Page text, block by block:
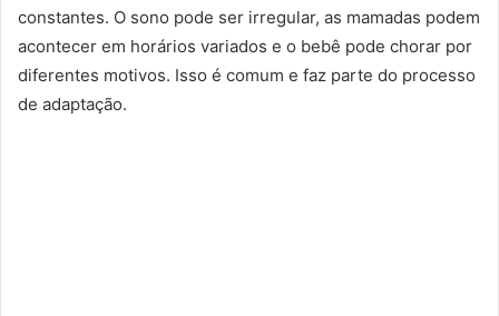
constantes. O sono pode ser irregular, as mamadas podem
acontecer em horários variados e o bebê pode chorar por
diferentes motivos. Isso é comum e faz parte do processo
de adaptação.